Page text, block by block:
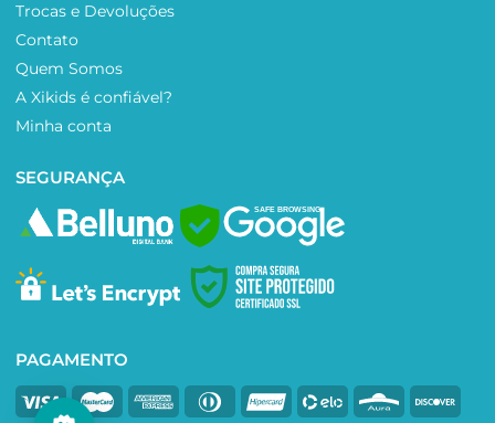
Trocas e Devoluções
Contato
Quem Somos
A Xikids é confiável?
Minha conta
SEGURANÇA
SAFE BROWSING
PAGAMENTO